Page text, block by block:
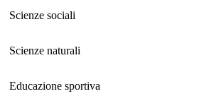
Scienze sociali
Scienze naturali
Educazione sportiva